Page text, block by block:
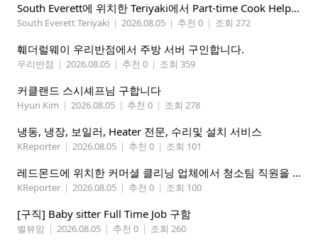
South Everett에 위치한 Teriyaki에서 Part-time Cook Helper 구합니다. Mon-Sat, 4:00 pm-8:30 pm
South Everett Teriyaki | 2026.08.05 | 추천 0 | 조회 272
훼더럴웨이 우리반점에서 주방 서버 구인합니다.
우리반점 | 2026.08.05 | 추천 0 | 조회 359
커클랜드 스시셰프님 구합니다
Hyun Kim | 2026.08.05 | 추천 0 | 조회 278
냉동, 냉장, 보일러, Heater 전문, 수리및 설치 서비스
KReporter | 2026.08.05 | 추천 0 | 조회 101
레드몬드에 위치한 커머셜 클리닝 업체에서 청소팀 직원을 모집합니다.
KReporter | 2026.08.05 | 추천 0 | 조회 100
[구직] Baby sitter Full Time Job 구함
벨뷰맘 | 2026.08.05 | 추천 0 | 조회 260